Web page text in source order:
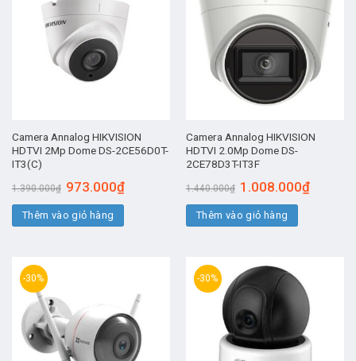
Camera Annalog HIKVISION
HDTVI 2Mp Dome DS-2CE56D0T-
IT3(C)
1.390.000₫ Giá
gốc
là:
1.390.000₫.
973.000₫Giá
Thêm vào giỏ hàng
Camera Annalog HIKVISION
HDTVI 2.0Mp Dome DS-
2CE78D3T-IT3F
1.440.000₫ Giá
gốc
là:
1.440.000₫.
1.008.000₫Giá
Thêm vào giỏ hàng
-30% -30%